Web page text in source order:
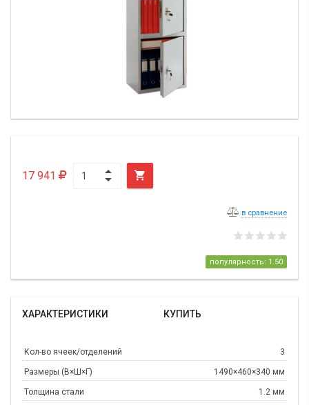
17 941 
в сравнение
популярность: 1.50
ХАРАКТЕРИСТИКИ КУПИТЬ
Кол-во ячеек/отделений 3
Размеры (В×Ш×Г) 1490×460×340 мм
Толщина стали 1.2 мм